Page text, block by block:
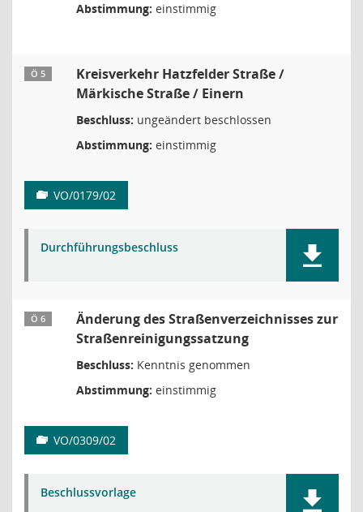
Abstimmung: einstimmig
Ö 5
Kreisverkehr Hatzfelder Straße /
Märkische Straße / Einern
Beschluss: ungeändert beschlossen
Abstimmung: einstimmig
VO/0179/02
Durchführungsbeschluss
Ö 6
Änderung des Straßenverzeichnisses zur
Straßenreinigungssatzung
Beschluss: Kenntnis genommen
Abstimmung: einstimmig
VO/0309/02
Beschlussvorlage